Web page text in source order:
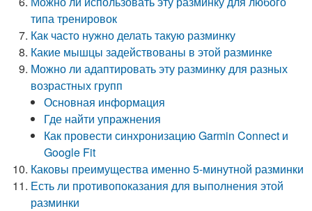
типа тренировок
Как часто нужно делать такую разминку
Какие мышцы задействованы в этой разминке
Можно ли адаптировать эту разминку для разных
возрастных групп
Основная информация
Где найти упражнения
Как провести синхронизацию Garmin Connect и
Google Fit
Каковы преимущества именно 5-минутной разминки
Есть ли противопоказания для выполнения этой
разминки